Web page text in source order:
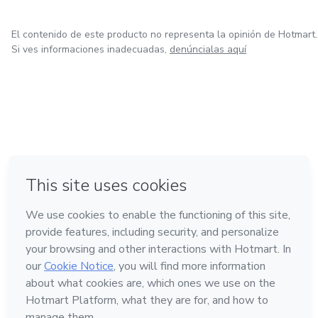
El contenido de este producto no representa la opinión de Hotmart.
Si ves informaciones inadecuadas, denúncialas aquí
Hecho con❤ en Ciudad de México
Conoce Hotmart
Idioma